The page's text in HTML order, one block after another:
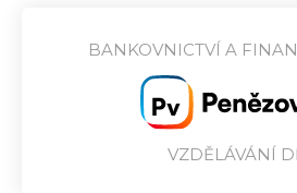
BANKOVNICTVÍ A
VZDĚLÁVÁNÍ